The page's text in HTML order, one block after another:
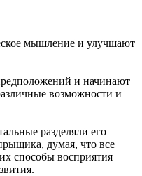
мышление и улучшают
и начинают
возможности и
разделяли его
думая, что все
способы восприятия